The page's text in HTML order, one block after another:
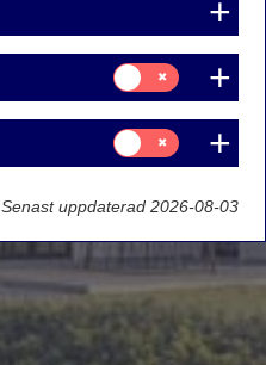
Samtycke
för:
Statistik
Samtycke
för:
Marknadsföring
Senast uppdaterad 2026-08-03